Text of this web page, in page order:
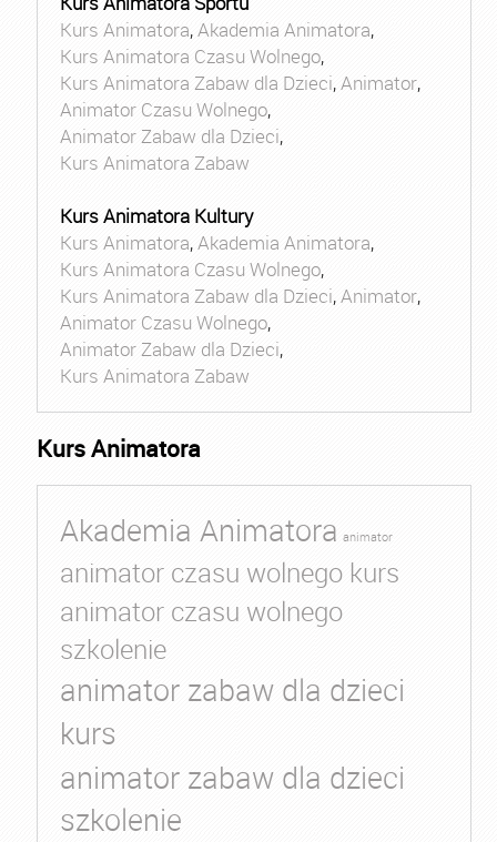
Kurs Animatora,Akademia Animatora,
Kurs Animatora Czasu Wolnego,
Kurs Animatora Zabaw dla Dzieci,Animator,
Animator Czasu Wolnego,
Animator Zabaw dla Dzieci,
Kurs Animatora Zabaw
Kurs Animatora Kultury
Kurs Animatora,Akademia Animatora,
Kurs Animatora Czasu Wolnego,
Kurs Animatora Zabaw dla Dzieci,Animator,
Animator Czasu Wolnego,
Animator Zabaw dla Dzieci,
Kurs Animatora Zabaw
Kurs Animatora
Akademia Animatora animator
animator czasu wolnego kurs
animator czasu wolnego
szkolenie
animator zabaw dla dzieci
kurs
animator zabaw dla dzieci
szkolenie